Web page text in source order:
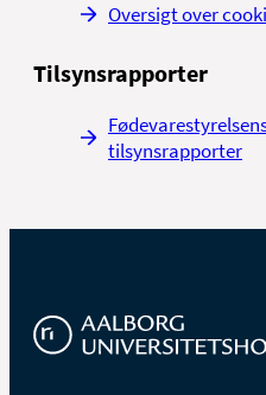
Oversigt over
Tilsynsrapporter
tilsynsrapporter